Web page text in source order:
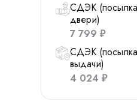
СДЭК
двери)
7 799 ₽
СДЭК
выдачи)
4 024 ₽